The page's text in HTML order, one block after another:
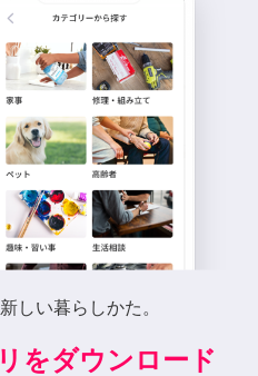
しい暮らしかた。
をダウンロード